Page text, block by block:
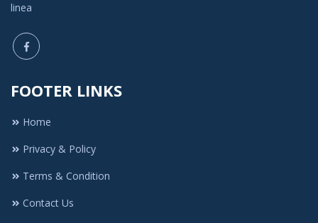
linea
FOOTER LINKS
Home
Privacy & Policy
Terms & Condition
Contact Us